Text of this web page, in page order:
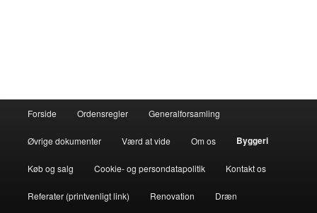
Forside Ordensregler Generalforsamling
Øvrige dokumenter Værd at vide Om os Byggeri
Køb og salg Cookie- og persondatapolitik Kontakt os
Referater (printvenligt link) Renovation Dræn